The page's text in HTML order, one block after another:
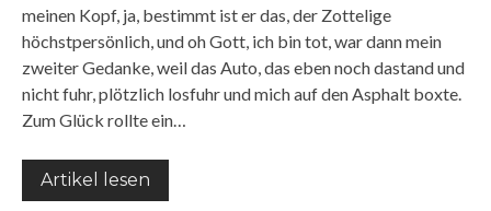
meinen Kopf, ja, bestimmt ist er das, der Zottelige
höchstpersönlich, und oh Gott, ich bin tot, war dann mein
zweiter Gedanke, weil das Auto, das eben noch dastand und
nicht fuhr, plötzlich losfuhr und mich auf den Asphalt boxte.
Zum Glück rollte ein…
Artikel lesen